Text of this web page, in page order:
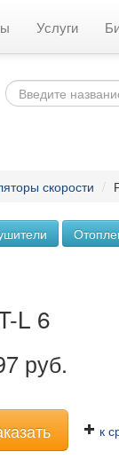
Услуги
скорости /
L 6
руб.
к